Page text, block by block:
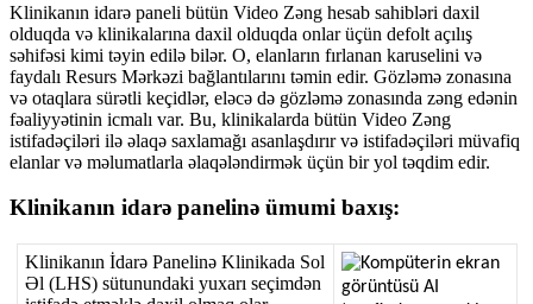
Klinikanın idarə paneli bütün Video Zəng hesab sahibləri daxil
olduqda və klinikalarına daxil olduqda onlar üçün defolt açılış
səhifəsi kimi təyin edilə bilər. O, elanların fırlanan karuselini və
faydalı Resurs Mərkəzi bağlantılarını təmin edir. Gözləmə zonasına
və otaqlara sürətli keçidlər, eləcə də gözləmə zonasında zəng edənin
fəaliyyətinin icmalı var. Bu, klinikalarda bütün Video Zəng
istifadəçiləri ilə əlaqə saxlamağı asanlaşdırır və istifadəçiləri müvafiq
elanlar və məlumatlarla əlaqələndirmək üçün bir yol təqdim edir.
Klinikanın idarə panelinə ümumi baxış:
Klinikanın İdarə Panelinə Klinikada Sol
Əl (LHS) sütunundaki yuxarı seçimdən